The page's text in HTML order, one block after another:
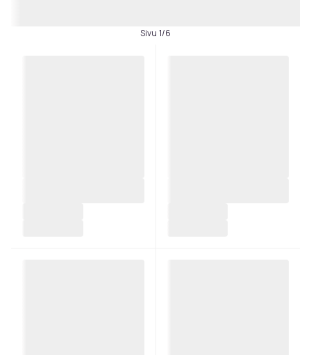
Sivu 1/6